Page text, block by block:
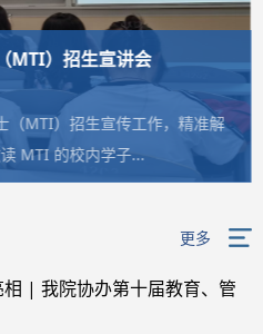
MTI）招生宣讲会
（MTI）招生宣传工作，精准解
MTI 的校内学子...
更多
| 我院协办第十届教育、管